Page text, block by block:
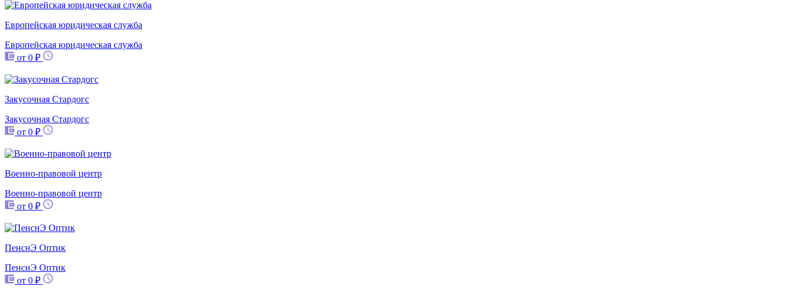
Европейская юридическая служба
Европейская юридическая служба
от 0 ₽
Закусочная Стардогс
Закусочная Стардогс
от 0 ₽
Военно-правовой центр
Военно-правовой центр
от 0 ₽
ПенснЭ Оптик
ПенснЭ Оптик
от 0 ₽